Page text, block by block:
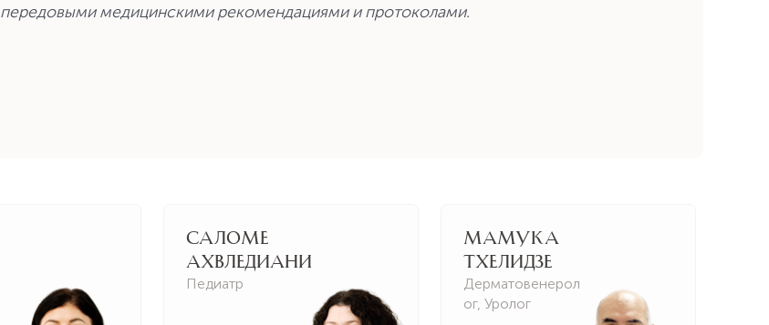
передовыми медицинскими рекомендациями и протоколами.
Саломе
Ахвледиани
Педиатр
Мамука
Тхелидзе
Дерматовенерол
ог, Уролог